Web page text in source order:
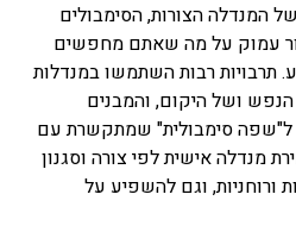
המנדלה הצורות, הסימבולים
עמוק על מה שאתם מחפשים
תרבויות רבות השתמשו במנדלות
ושל היקום, והמבנים
ל"שפה סימבולית" שמתקשרת עם
מנדלה אישית לפי צורה וסגנון
ורוחניות, וגם להשפיע על